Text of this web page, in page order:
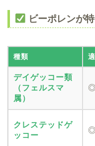
ビーポレンが
種類
デイゲッコー類
（フェルスマ
属）
◎
クレステッドゲ
ッコー
◎